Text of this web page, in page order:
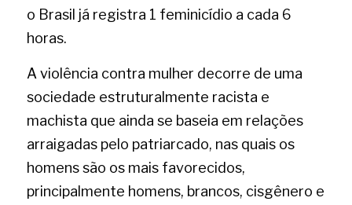
o Brasil já registra 1 feminicídio a cada 6
horas.
A violência contra mulher decorre de uma
sociedade estruturalmente racista e
machista que ainda se baseia em relações
arraigadas pelo patriarcado, nas quais os
homens são os mais favorecidos,
principalmente homens, brancos, cisgênero e